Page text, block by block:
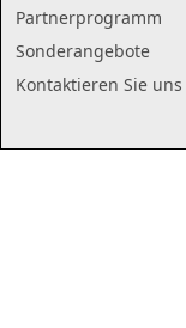
Partnerprogramm
Sonderangebote
Kontaktieren Sie uns